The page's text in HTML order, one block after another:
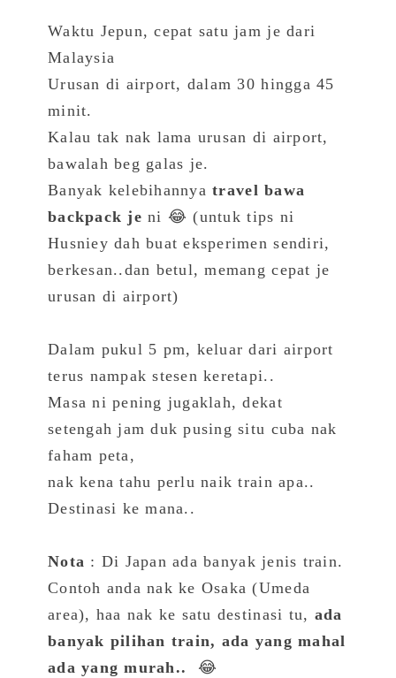
Waktu Jepun, cepat satu jam je dari
Malaysia
Urusan di airport, dalam 30 hingga 45
minit.
Kalau tak nak lama urusan di airport,
bawalah beg galas je.
Banyak kelebihannya travel bawa
backpack jeni 😂 (untuk tips ni
Husniey dah buat eksperimen sendiri,
berkesan..dan betul, memang cepat je
urusan di airport)
Dalam pukul 5 pm, keluar dari airport
terus nampak stesen keretapi..
Masa ni pening jugaklah, dekat
setengah jam duk pusing situ cuba nak
faham peta,
nak kena tahu perlu naik train apa..
Destinasi ke mana..
Nota : Di Japan ada banyak jenis train.
Contoh anda nak ke Osaka (Umeda
area), haa nak ke satu destinasi tu, ada
banyak pilihan train, ada yang mahal
ada yang murah.. 😂